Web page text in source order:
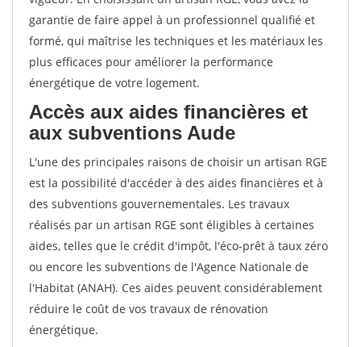
garantie de faire appel à un professionnel qualifié et
formé, qui maîtrise les techniques et les matériaux les
plus efficaces pour améliorer la performance
énergétique de votre logement.
Accès aux aides financières et
aux subventions Aude
L'une des principales raisons de choisir un artisan RGE
est la possibilité d'accéder à des aides financières et à
des subventions gouvernementales. Les travaux
réalisés par un artisan RGE sont éligibles à certaines
aides, telles que le crédit d'impôt, l'éco-prêt à taux zéro
ou encore les subventions de l'Agence Nationale de
l'Habitat (ANAH). Ces aides peuvent considérablement
réduire le coût de vos travaux de rénovation
énergétique.